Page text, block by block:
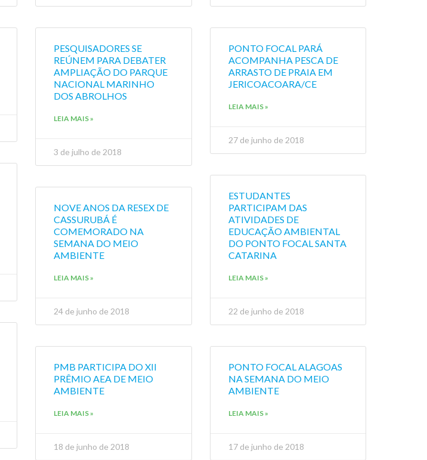
PESQUISADORES SE
REÚNEM PARA DEBATER
AMPLIAÇÃO DO PARQUE
NACIONAL MARINHO
DOS ABROLHOS
LEIA MAIS »
3 de julho de 2018
PONTO FOCAL PARÁ
ACOMPANHA PESCA DE
ARRASTO DE PRAIA EM
JERICOACOARA/CE
LEIA MAIS »
27 de junho de 2018
NOVE ANOS DA RESEX DE
CASSURUBÁ É
COMEMORADO NA
SEMANA DO MEIO
AMBIENTE
LEIA MAIS »
24 de junho de 2018
ESTUDANTES
PARTICIPAM DAS
ATIVIDADES DE
EDUCAÇÃO AMBIENTAL
DO PONTO FOCAL SANTA
CATARINA
LEIA MAIS »
22 de junho de 2018
PMB PARTICIPA DO XII
PRÊMIO AEA DE MEIO
AMBIENTE
LEIA MAIS »
18 de junho de 2018
PONTO FOCAL ALAGOAS
NA SEMANA DO MEIO
AMBIENTE
LEIA MAIS »
17 de junho de 2018